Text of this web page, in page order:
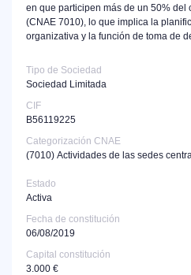
en que participen más de un 50% del
(CNAE 7010), lo que implica la
organizativa y la función de toma de
Tipo de Sociedad
Sociedad Limitada
CIF
B56119225
Categorización CNAE
(7010) Actividades de las sedes
Estado
Activa
Fecha de constitución
06/08/2019
Capital constitución
3.000 €